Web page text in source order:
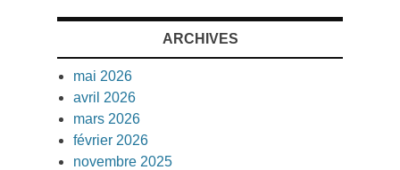
ARCHIVES
mai 2026
avril 2026
mars 2026
février 2026
novembre 2025